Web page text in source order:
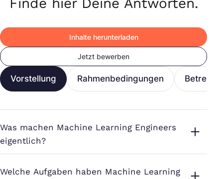
Inhalte herunterladen
Jetzt bewerben
Vorstellung Rahmenbedingungen
Was machen Machine Learning Engineers
eigentlich?
Welche Aufgaben haben Machine Learning